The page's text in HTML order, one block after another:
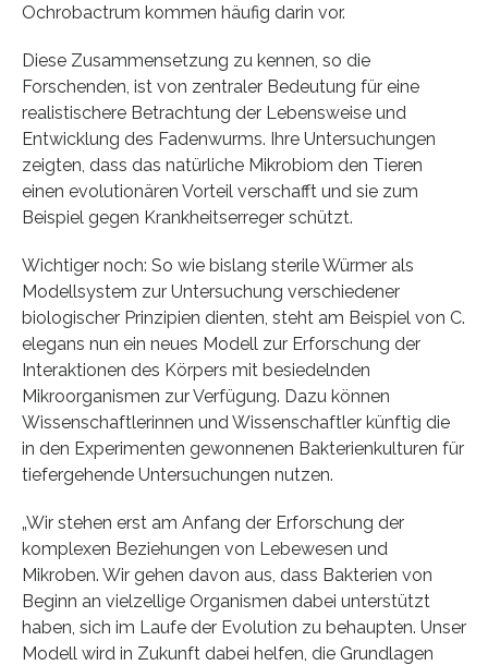
Ochrobactrum kommen häufig darin vor.
Diese Zusammensetzung zu kennen, so die
Forschenden, ist von zentraler Bedeutung für eine
realistischere Betrachtung der Lebensweise und
Entwicklung des Fadenwurms. Ihre Untersuchungen
zeigten, dass das natürliche Mikrobiom den Tieren
einen evolutionären Vorteil verschafft und sie zum
Beispiel gegen Krankheitserreger schützt.
Wichtiger noch: So wie bislang sterile Würmer als
Modellsystem zur Untersuchung verschiedener
biologischer Prinzipien dienten, steht am Beispiel von C.
elegans nun ein neues Modell zur Erforschung der
Interaktionen des Körpers mit besiedelnden
Mikroorganismen zur Verfügung. Dazu können
Wissenschaftlerinnen und Wissenschaftler künftig die
in den Experimenten gewonnenen Bakterienkulturen für
tiefergehende Untersuchungen nutzen.
„Wir stehen erst am Anfang der Erforschung der
komplexen Beziehungen von Lebewesen und
Mikroben. Wir gehen davon aus, dass Bakterien von
Beginn an vielzellige Organismen dabei unterstützt
haben, sich im Laufe der Evolution zu behaupten. Unser
Modell wird in Zukunft dabei helfen, die Grundlagen